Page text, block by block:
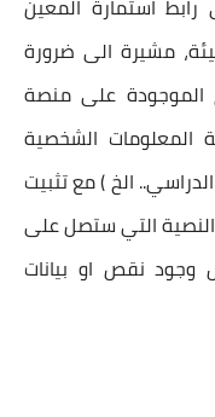
رابط استمارة المعين
مشيرة الى ضرورة
الموجودة على منصة
المعلومات الشخصية
الخ ) مع تثبيت
التي ستصل على
وجود نقص او بيانات